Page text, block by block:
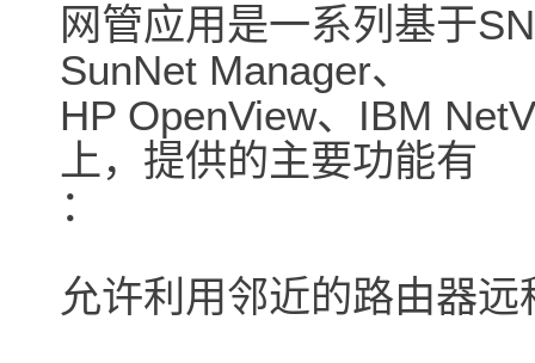
网管应用是一系列基于
SunNet Manager、
HP OpenView、IBM
上，提供的主要功能有
：
允许利用邻近的路由器